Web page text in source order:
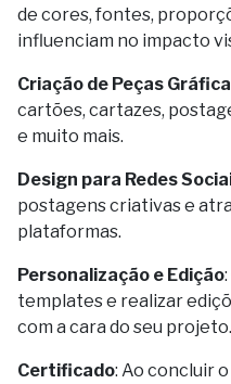
de cores, fontes,
influenciam no impacto
Criação de Peças
cartões, cartazes,
e muito mais.
Design para Redes
postagens criativas e
plataformas.
Personalização e Edição
templates e realizar
com a cara do seu projeto.
Certificado: Ao concluir